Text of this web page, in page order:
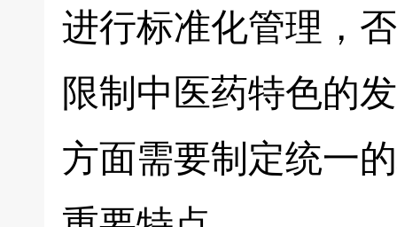
进行标准化管理，
限制中医药特色的
方面需要制定统一